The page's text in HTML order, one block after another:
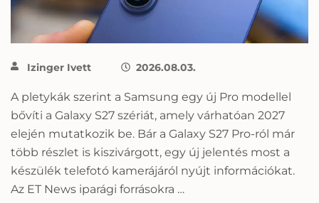
Izinger Ivett 2026.08.03.
A pletykák szerint a Samsung egy új Pro modellel
bővíti a Galaxy S27 szériát, amely várhatóan 2027
elején mutatkozik be. Bár a Galaxy S27 Pro-ról már
több részlet is kiszivárgott, egy új jelentés most a
készülék telefotó kamerájáról nyújt információkat.
Az ET News iparági forrásokra …